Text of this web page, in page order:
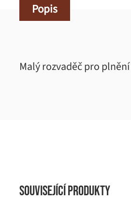
Popis
Malý rozvaděč pro
Související produkty